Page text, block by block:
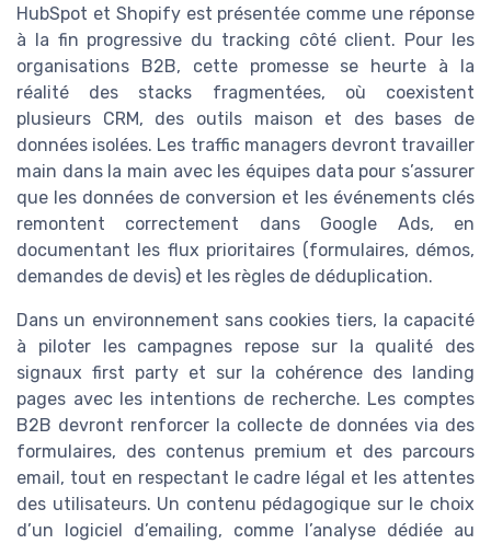
HubSpot et Shopify est présentée comme une réponse
à la fin progressive du tracking côté client. Pour les
organisations B2B, cette promesse se heurte à la
réalité des stacks fragmentées, où coexistent
plusieurs CRM, des outils maison et des bases de
données isolées. Les traffic managers devront travailler
main dans la main avec les équipes data pour s’assurer
que les données de conversion et les événements clés
remontent correctement dans Google Ads, en
documentant les flux prioritaires (formulaires, démos,
demandes de devis) et les règles de déduplication.
Dans un environnement sans cookies tiers, la capacité
à piloter les campagnes repose sur la qualité des
signaux first party et sur la cohérence des landing
pages avec les intentions de recherche. Les comptes
B2B devront renforcer la collecte de données via des
formulaires, des contenus premium et des parcours
email, tout en respectant le cadre légal et les attentes
des utilisateurs. Un contenu pédagogique sur le choix
d’un logiciel d’emailing, comme l’analyse dédiée au